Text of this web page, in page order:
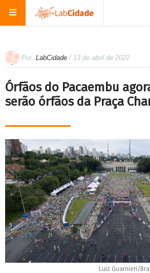
Por LabCidade / 13 de abril de 2022
Órfãos do Pacaembu
serão órfãos da Praça
Luiz Guarnieri/